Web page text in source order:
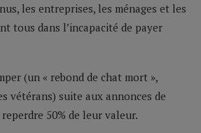
les entreprises, les ménages et les
tous dans l’incapacité de payer
(un « rebond de chat mort »,
vétérans) suite aux annonces de
50% de leur valeur.